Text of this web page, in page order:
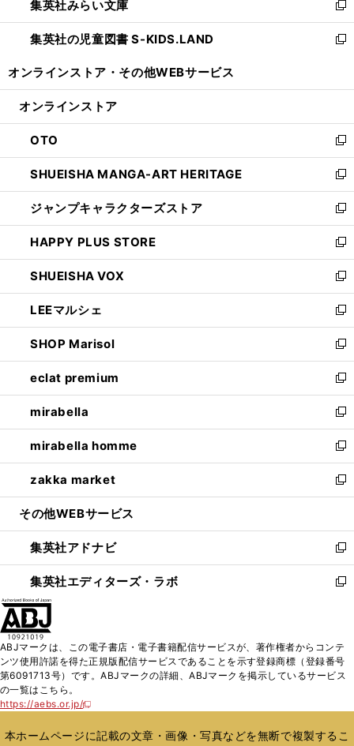
く
で
開
く
ド
ウ
で
ィ
ン
ド
開
集英社みらい文庫
新
し
い
ン
ウ
で
開
く
集英社の児童図書 S-KIDS.LAND
新
ウ
ン
ド
ウ
で
開
く
オンラインストア・ その他WEBサービス
オンラインストア
OTO
新
し
い
ウ
ィ
ン
ド
ウ
で
開
く
SHUEISHA MANGA-ART HERITAGE
新
し
い
ウ
ィ
ン
ド
ウ
で
開
く
ジャンプキャラクターズストア
新
し
い
ウ
ィ
ン
ド
ウ
で
開
く
HAPPY PLUS STORE
新
し
い
ウ
ィ
ン
ド
ウ
で
開
く
SHUEISHA VOX
新
し
い
ウ
ィ
ン
ド
ウ
で
開
く
LEEマルシェ
新
し
い
ウ
ィ
ン
ド
ウ
で
開
く
SHOP Marisol
新
し
い
ウ
ィ
ン
ド
ウ
で
開
eclat premium
新
し
い
ウ
ィ
ン
ド
ウ
開
く
mirabella
新
し
い
ウ
ィ
ン
ウ
で
開
く
mirabella homme
新
し
い
ウ
ン
ド
ウ
で
zakka market
新
し
ウ
ィ
ン
ド
く
その他WEBサービス
集英社アドナビ
新
し
い
ド
ウ
で
集英社エディターズ・ラボ
新
ィ
ン
ド
開
ABJマークは、この電子書店・電子書籍配信サービスが、著作権者からコンテ
ンツ使用許諾を得た正規版配信サービスであることを示す登録商標（登録番号
第6091713号）です。ABJマークの詳細、ABJマークを掲示しているサービス
の一覧はこちら。
https://aebs.or.jp/
新
い
本ホームページに記載の文章・画像・写真などを無断で複製するこ